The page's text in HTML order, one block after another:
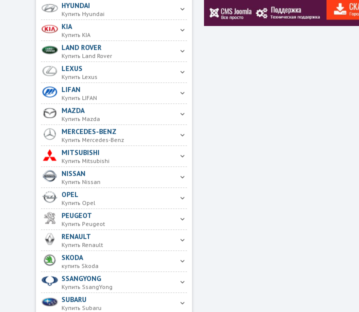
HYUNDAI
Купить Hyundai
KIA
Купить KIA
LAND ROVER
Купить Land Rover
LEXUS
Купить Lexus
LIFAN
Купить LIFAN
MAZDA
Купить Mazda
MERCEDES-BENZ
Купить Mercedes-Benz
MITSUBISHI
Купить Mitsubishi
NISSAN
Купить Nissan
OPEL
Купить Opel
PEUGEOT
Купить Peugeot
RENAULT
Купить Renault
SKODA
купить Skoda
SSANGYONG
Купить SsangYong
SUBARU
Купить Subaru